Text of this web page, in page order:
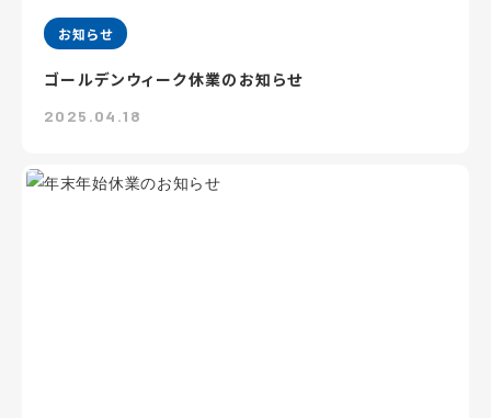
お知らせ
ゴールデンウィーク休業のお知らせ
2025.04.18